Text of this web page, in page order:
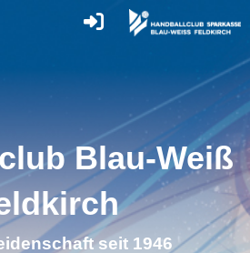
Blau-Weiß
h
seit 1946